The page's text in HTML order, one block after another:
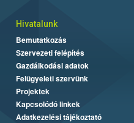
Hivatalunk
Bemutatkozás
Szervezeti felépítés
Gazdálkodási adatok
Felügyeleti szervünk
Projektek
Kapcsolódó linkek
Adatkezelési tájékoztató